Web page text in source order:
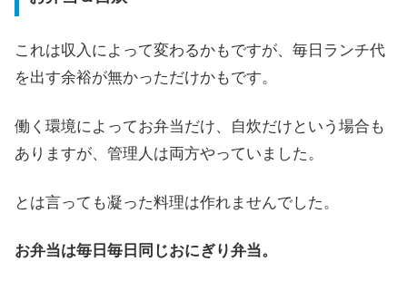
これは収入によって変わるかもですが、毎日ランチ代
を出す余裕が無かっただけかもです。
働く環境によってお弁当だけ、自炊だけという場合も
ありますが、管理人は両方やっていました。
とは言っても凝った料理は作れませんでした。
お弁当は毎日毎日同じおにぎり弁当。